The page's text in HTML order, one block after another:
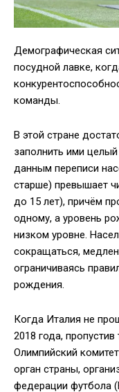
Демографическая
посудной лавке,
команды.
В этой стране
заполнить ими
данным переписи
старше) превышает
до 15 лет), причём
одному, а уровень
низком уровне.
сокращаться,
ограничиваясь
рождения.
Когда Италия не
2018 года,
Олимпийский
орган страны,
федерации футбола